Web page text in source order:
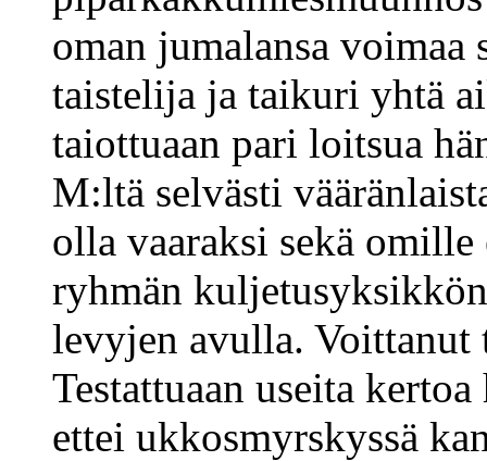
oman jumalansa voimaa
taistelija ja taikuri yhtä
taiottuaan pari loitsua
M:ltä selvästi
olla vaaraksi sekä
ryhmän
levyjen avulla. Voittanut
Testattuaan useita
ettei ukkosmyrskyssä